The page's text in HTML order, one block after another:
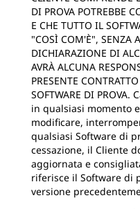
DI PROVA POTREBBE
E CHE TUTTO IL
"COSÌ COM'È", SENZA
DICHIARAZIONE DI
AVRÀ ALCUNA
PRESENTE
SOFTWARE DI
in qualsiasi momento
modificare,
qualsiasi Software di
cessazione, il Cliente
aggiornata e
riferisce il Software di
versione